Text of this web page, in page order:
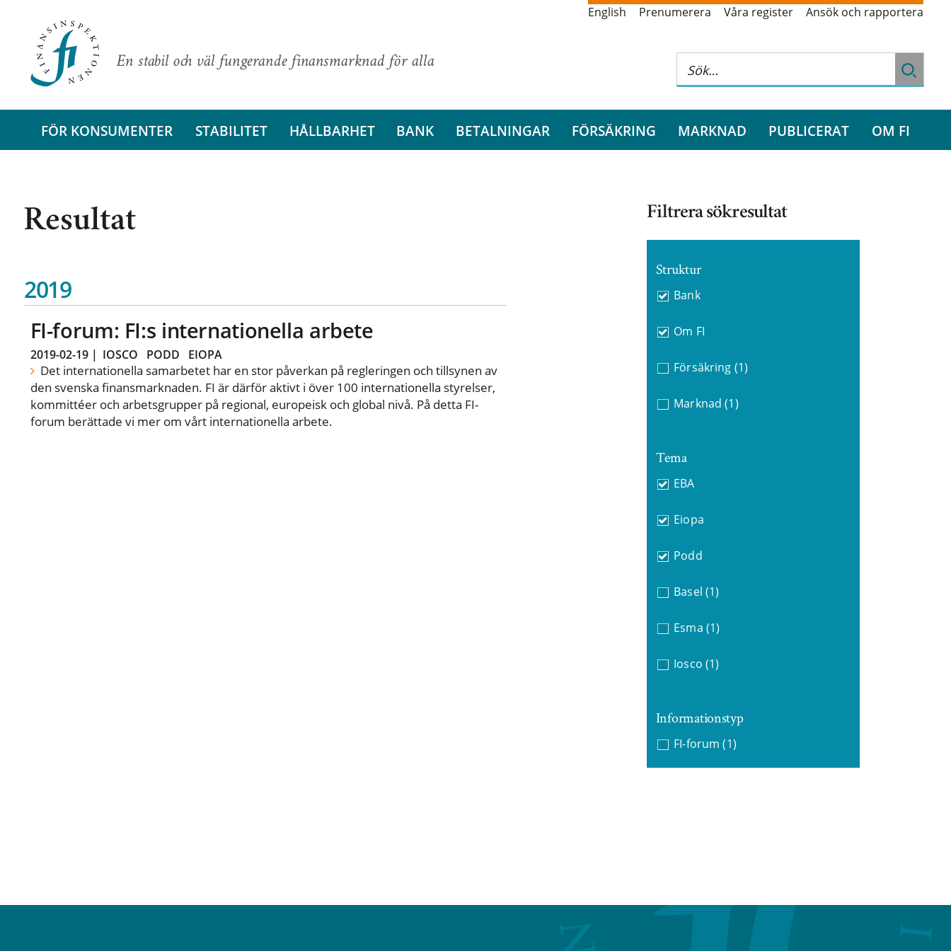
En stabil och väl fungerande finansmarknad för alla
English Prenumerera Våra register Ansök och rapportera
FÖR KONSUMENTER STABILITET HÅLLBARHET BANK BETALNINGAR FÖRSÄKRING MARKNAD PUBLICERAT OM FI
Resultat
2019
FI-forum: FI:s internationella arbete
2019-02-19| IOSCO PODD EIOPA
Det internationella samarbetet har en stor påverkan på regleringen och tillsynen av
den svenska finansmarknaden. FI är därför aktivt i över 100 internationella styrelser,
kommittéer och arbetsgrupper på regional, europeisk och global nivå. På detta FI-
forum berättade vi mer om vårt internationella arbete.
Filtrera sökresultat
Struktur
Bank
Om FI
Försäkring (1)
Marknad (1)
Tema
EBA
Eiopa
Podd
Basel (1)
Esma (1)
Iosco (1)
Informationstyp
FI-forum (1)